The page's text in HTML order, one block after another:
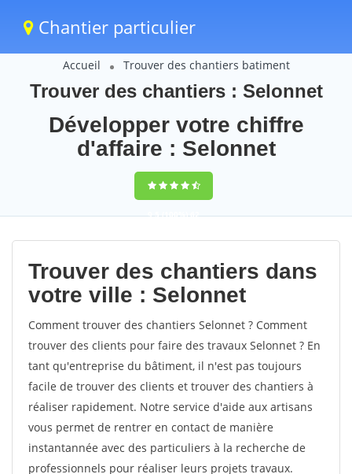
Chantier particulier
Accueil Trouver des chantiers batiment
Trouver des chantiers : Selonnet
Développer votre chiffre
d'affaire : Selonnet
9,5(100%)62
votes
Trouver des chantiers dans
votre ville : Selonnet
Comment trouver des chantiers Selonnet ? Comment
trouver des clients pour faire des travaux Selonnet ? En
tant qu'entreprise du bâtiment, il n'est pas toujours
facile de trouver des clients et trouver des chantiers à
réaliser rapidement. Notre service d'aide aux artisans
vous permet de rentrer en contact de manière
instantannée avec des particuliers à la recherche de
professionnels pour réaliser leurs projets travaux.